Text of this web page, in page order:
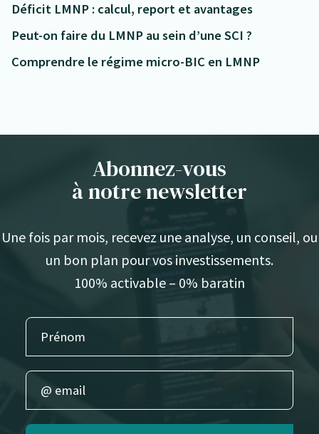
Déficit LMNP : calcul, report et avantages
Peut-on faire du LMNP au sein d’une SCI ?
Comprendre le régime micro-BIC en LMNP
Abonnez-vous
à notre newsletter
Une fois par mois, recevez une analyse, un conseil, ou
un bon plan pour vos investissements.
100% activable – 0% baratin